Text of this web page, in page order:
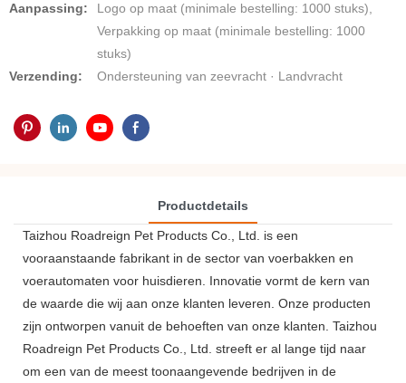
Aanpassing:
Logo op maat (minimale bestelling: 1000 stuks),
Verpakking op maat (minimale bestelling: 1000
stuks)
Verzending:
Ondersteuning van zeevracht · Landvracht
Productdetails
Taizhou Roadreign Pet Products Co., Ltd. is een
vooraanstaande fabrikant in de sector van voerbakken en
voerautomaten voor huisdieren. Innovatie vormt de kern van
de waarde die wij aan onze klanten leveren. Onze producten
zijn ontworpen vanuit de behoeften van onze klanten. Taizhou
Roadreign Pet Products Co., Ltd. streeft er al lange tijd naar
om een ​​van de meest toonaangevende bedrijven in de